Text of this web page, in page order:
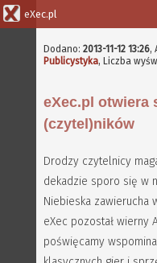
eXec.pl
Dodano: 2013-11-12 13:26,
Publicystyka, Liczba
eXec.pl otwiera
(czytel)ników
Drodzy czytelnicy
dekadzie sporo się w
Niebieska zawierucha
eXec pozostał wierny
poświęcamy